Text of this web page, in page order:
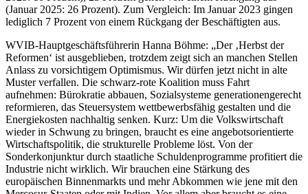
(Januar 2025: 26 Prozent). Zum Vergleich: Im Januar 2023 gingen
lediglich 7 Prozent von einem Rückgang der Beschäftigten aus.
WVIB-Hauptgeschäftsführerin Hanna Böhme: „Der ‚Herbst der
Reformen‘ ist ausgeblieben, trotzdem zeigt sich an manchen Stellen
Anlass zu vorsichtigem Optimismus. Wir dürfen jetzt nicht in alte
Muster verfallen. Die schwarz-rote Koalition muss Fahrt
aufnehmen: Bürokratie abbauen, Sozialsysteme generationengerecht
reformieren, das Steuersystem wettbewerbsfähig gestalten und die
Energiekosten nachhaltig senken. Kurz: Um die Volkswirtschaft
wieder in Schwung zu bringen, braucht es eine angebotsorientierte
Wirtschaftspolitik, die strukturelle Probleme löst. Von der
Sonderkonjunktur durch staatliche Schuldenprogramme profitiert die
Industrie nicht wirklich. Wir brauchen eine Stärkung des
europäischen Binnenmarkts und mehr Abkommen wie jene mit den